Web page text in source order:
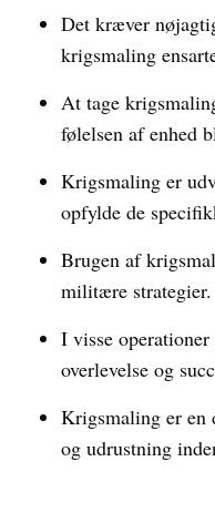
Det kræver
krigsmaling
At tage
følelsen af enhed
Krigsmaling er
opfylde de
Brugen af
militære strategier.
I visse
overlevelse og
Krigsmaling er en
og udrustning